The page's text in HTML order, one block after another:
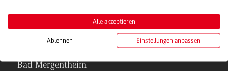
Bad Mergentheim
Alle akzeptieren
Ablehnen Einstellungen anpassen